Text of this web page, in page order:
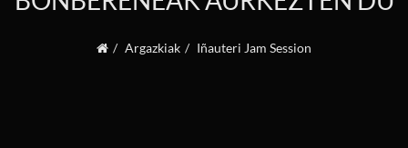
Argazkiak Iñauteri Jam Session